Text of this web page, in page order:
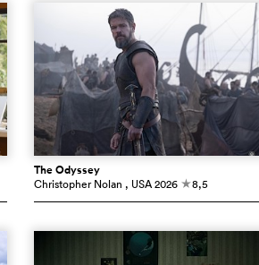
The Odyssey
Christopher Nolan , USA 2026 c8,5